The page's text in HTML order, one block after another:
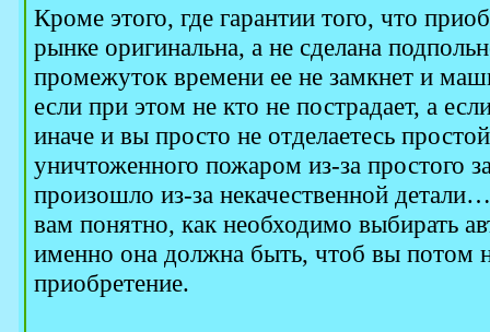
Кроме этого, где гарантии того, что
рынке оригинальна, а не сделана
промежуток времени ее не замкнет и
если при этом не кто не пострадает, а
иначе и вы просто не отделаетесь
уничтоженного пожаром из-за простого
произошло из-за некачественной
вам понятно, как необходимо выбирать
именно она должна быть, чтоб вы потом
приобретение.